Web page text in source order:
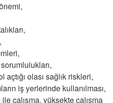
olası sağlık riskleri,
iş yerlerinde kullanılması,
çalışma, yüksekte çalışma